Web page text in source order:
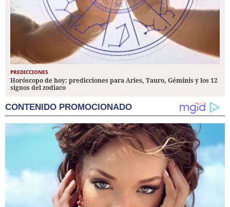
PREDICCIONES
Horóscopo de hoy: predicciones para Aries, Tauro, Géminis y los 12
signos del zodiaco
CONTENIDO PROMOCIONADO